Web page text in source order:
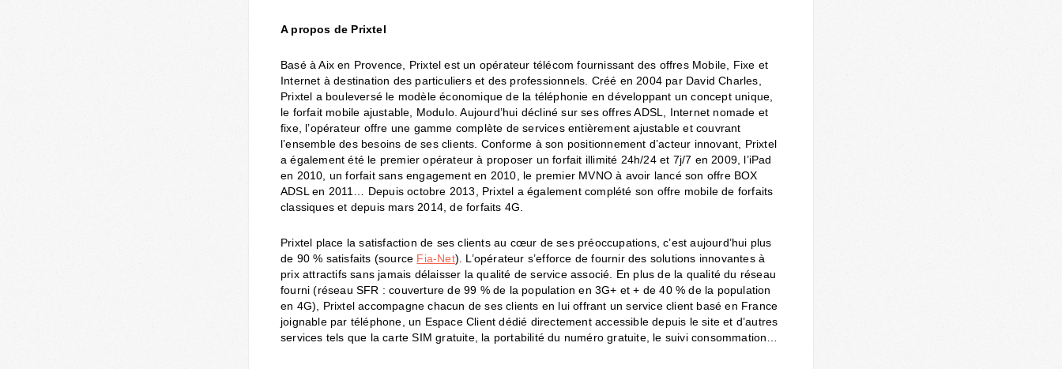
A propos de Prixtel
Basé à Aix en Provence, Prixtel est un opérateur télécom fournissant des offres Mobile, Fixe et
Internet à destination des particuliers et des professionnels. Créé en 2004 par David Charles,
Prixtel a bouleversé le modèle économique de la téléphonie en développant un concept unique,
le forfait mobile ajustable, Modulo. Aujourd’hui décliné sur ses offres ADSL, Internet nomade et
fixe, l’opérateur offre une gamme complète de services entièrement ajustable et couvrant
l’ensemble des besoins de ses clients. Conforme à son positionnement d’acteur innovant, Prixtel
a également été le premier opérateur à proposer un forfait illimité 24h/24 et 7j/7 en 2009, l’iPad
en 2010, un forfait sans engagement en 2010, le premier MVNO à avoir lancé son offre BOX
ADSL en 2011… Depuis octobre 2013, Prixtel a également complété son offre mobile de forfaits
classiques et depuis mars 2014, de forfaits 4G.
Prixtel place la satisfaction de ses clients au cœur de ses préoccupations, c’est aujourd’hui plus
de 90 % satisfaits (source Fia-Net). L’opérateur s’efforce de fournir des solutions innovantes à
prix attractifs sans jamais délaisser la qualité de service associé. En plus de la qualité du réseau
fourni (réseau SFR : couverture de 99 % de la population en 3G+ et + de 40 % de la population
en 4G), Prixtel accompagne chacun de ses clients en lui offrant un service client basé en France
joignable par téléphone, un Espace Client dédié directement accessible depuis le site et d’autres
services tels que la carte SIM gratuite, la portabilité du numéro gratuite, le suivi consommation…